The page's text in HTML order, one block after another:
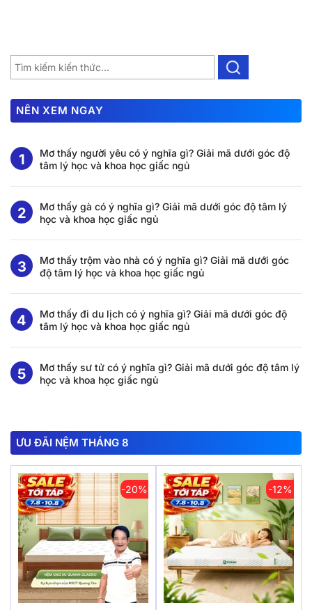
NÊN XEM NGAY
Mơ thấy người yêu có ý nghĩa gì? Giải mã dưới góc độ
tâm lý học và khoa học giấc ngủ
Mơ thấy gà có ý nghĩa gì? Giải mã dưới góc độ tâm lý
học và khoa học giấc ngủ
Mơ thấy trộm vào nhà có ý nghĩa gì? Giải mã dưới góc
độ tâm lý học và khoa học giấc ngủ
Mơ thấy đi du lịch có ý nghĩa gì? Giải mã dưới góc độ
tâm lý học và khoa học giấc ngủ
Mơ thấy sư tử có ý nghĩa gì? Giải mã dưới góc độ tâm lý
học và khoa học giấc ngủ
ƯU ĐÃI NỆM THÁNG 8
-20% -12%